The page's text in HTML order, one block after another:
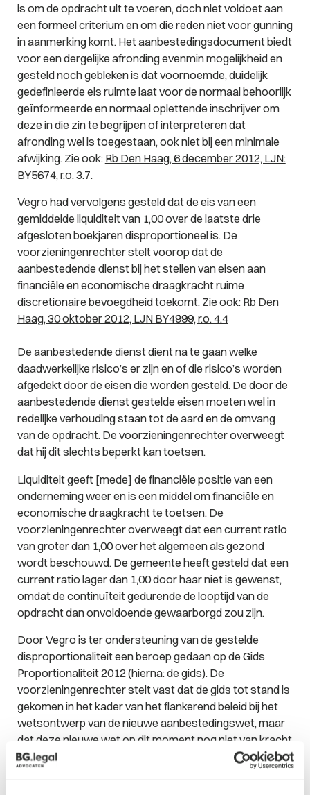
is om de opdracht uit te voeren, doch niet voldoet aan
een formeel criterium en om die reden niet voor gunning
in aanmerking komt. Het aanbestedingsdocument biedt
voor een dergelijke afronding evenmin mogelijkheid en
gesteld noch gebleken is dat voornoemde, duidelijk
gedefinieerde eis ruimte laat voor de normaal behoorlijk
geïnformeerde en normaal oplettende inschrijver om
deze in die zin te begrijpen of interpreteren dat
afronding wel is toegestaan, ook niet bij een minimale
afwijking. Zie ook: Rb Den Haag, 6 december 2012, LJN:
BY5674, r.o. 3.7.
Vegro had vervolgens gesteld dat de eis van een
gemiddelde liquiditeit van 1,00 over de laatste drie
afgesloten boekjaren disproportioneel is. De
voorzieningenrechter stelt voorop dat de
aanbestedende dienst bij het stellen van eisen aan
financiële en economische draagkracht ruime
discretionaire bevoegdheid toekomt. Zie ook: Rb Den
Haag, 30 oktober 2012, LJN BY4999, r.o. 4.4
De aanbestedende dienst dient na te gaan welke
daadwerkelijke risico’s er zijn en of die risico’s worden
afgedekt door de eisen die worden gesteld. De door de
aanbestedende dienst gestelde eisen moeten wel in
redelijke verhouding staan tot de aard en de omvang
van de opdracht. De voorzieningenrechter overweegt
dat hij dit slechts beperkt kan toetsen.
Liquiditeit geeft [mede] de financiële positie van een
onderneming weer en is een middel om financiële en
economische draagkracht te toetsen. De
voorzieningenrechter overweegt dat een current ratio
van groter dan 1,00 over het algemeen als gezond
wordt beschouwd. De gemeente heeft gesteld dat een
current ratio lager dan 1,00 door haar niet is gewenst,
omdat de continuïteit gedurende de looptijd van de
opdracht dan onvoldoende gewaarborgd zou zijn.
Door Vegro is ter ondersteuning van de gestelde
disproportionaliteit een beroep gedaan op de Gids
Proportionaliteit 2012 (hierna: de gids). De
voorzieningenrechter stelt vast dat de gids tot stand is
gekomen in het kader van het flankerend beleid bij het
wetsontwerp van de nieuwe aanbestedingswet, maar
dat deze nieuwe wet op dit moment nog niet van kracht
is. Overigens bepaalt het door Vegro aangehaalde
artikel 2.90 van de gids niet dat de aanbestedende